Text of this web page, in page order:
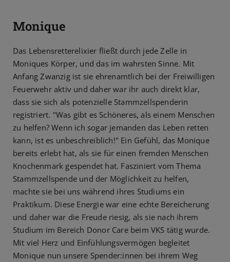
Monique
Das Lebensretterelixier fließt durch jede Zelle in
Moniques Körper, und das im wahrsten Sinne. Mit
Anfang Zwanzig ist sie ehrenamtlich bei der Freiwilligen
Feuerwehr aktiv und daher war ihr auch direkt klar,
dass sie sich als potenzielle Stammzellspenderin
registriert. "Was gibt es Schöneres, als einem Menschen
zu helfen? Wenn ich sogar jemanden das Leben retten
kann, ist es unbeschreiblich!" Ein Gefühl, das Monique
bereits erlebt hat, als sie für einen fremden Menschen
Knochenmark gespendet hat. Fasziniert vom Thema
Stammzellspende und der Möglichkeit zu helfen,
machte sie bei uns während ihres Studiums ein
Praktikum. Diese Energie war eine echte Bereicherung
und daher war die Freude riesig, als sie nach ihrem
Studium im Bereich Donor Care beim VKS tätig wurde.
Mit viel Herz und Einfühlungsvermögen begleitet
Monique nun unsere Spender:innen bei ihrem Weg